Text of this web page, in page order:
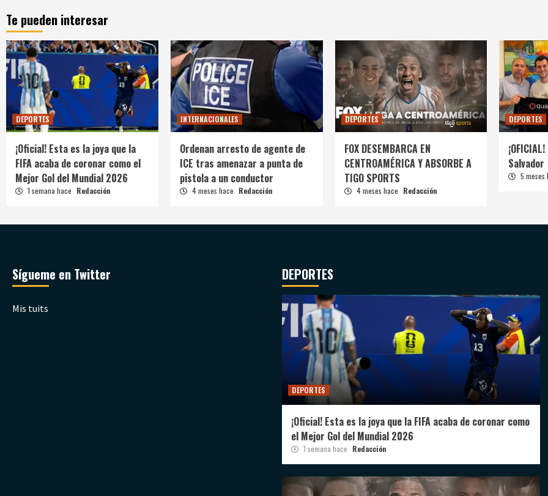
Te pueden interesar
DEPORTES
¡Oficial! Esta es la joya que la
FIFA acaba de coronar como el
Mejor Gol del Mundial 2026
1 semana hace Redacción
INTERNACIONALES
Ordenan arresto de agente de
ICE tras amenazar a punta de
pistola a un conductor
4 meses hace Redacción
DEPORTES
FOX DESEMBARCA EN
CENTROAMÉRICA Y ABSORBE A
TIGO SPORTS
4 meses hace Redacción
DEPORTES
Salvador
5
Sígueme en Twitter
Mis tuits
DEPORTES
DEPORTES
¡Oficial! Esta es la joya que la FIFA acaba de coronar como
el Mejor Gol del Mundial 2026
1 semana hace Redacción